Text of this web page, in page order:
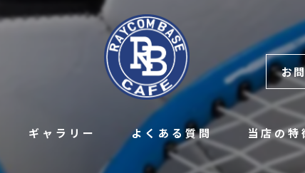
お
ギャラリー よくある質問 当店の特